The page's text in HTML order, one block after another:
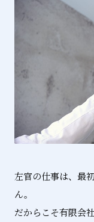
左官の仕事は、最
ん。
だからこそ有限会